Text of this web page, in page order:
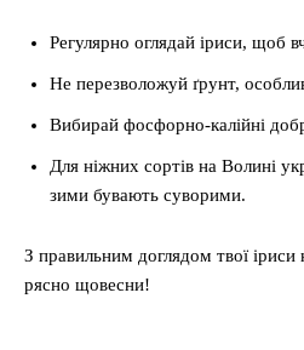
Регулярно оглядай іриси, щоб
Не перезволожуй ґрунт,
Вибирай фосфорно-калійні
Для ніжних сортів на Волині
зими бувають суворими.
З правильним доглядом твої
рясно щовесни!